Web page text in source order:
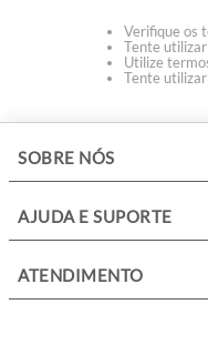
Verifique os
Tente
Utilize
Tente
SOBRE NÓS
AJUDA E SUPORTE
ATENDIMENTO